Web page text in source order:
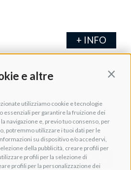
e altre
utilizziamo cookie e tecnologie
essenziali per garantire la fruizione dei
navigazione e, previo tuo consenso, per
potremmo utilizzare i tuoi dati per le
su dispositivo e/o accedervi,
della pubblicità, creare profili per
profili per la selezione di
profili per la personalizzazione dei
+ INFO